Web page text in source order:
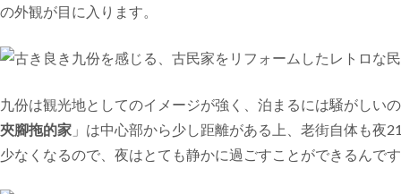
の外観が目に入ります。
九份は観光地としてのイメージが強く、泊まるには騒がしい
夾腳拖的家 」は中心部から少し距離がある上、老街自体も夜
少なくなるので、夜はとても静かに過ごすことができるんで